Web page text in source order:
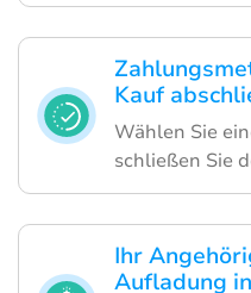
Kauf
Wählen Sie
schließen Sie
Ihr
Aufladung